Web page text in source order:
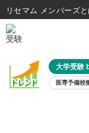
大学受験
医専予備校
リセマム メンバーズ